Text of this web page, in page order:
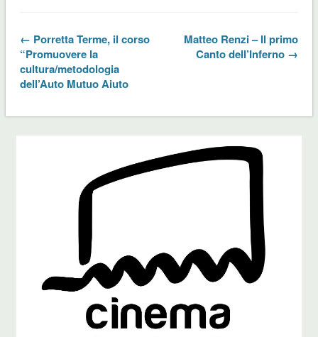
← Porretta Terme, il corso
“Promuovere la
cultura/metodologia
dell’Auto Mutuo Aiuto
Matteo Renzi – Il primo
Canto dell’Inferno →